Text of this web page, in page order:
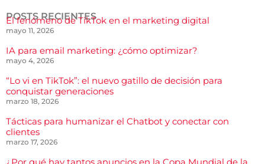
POSTS RECIENTES
El fenómeno de TikTok en el marketing digital
mayo 11, 2026
IA para email marketing: ¿cómo optimizar?
mayo 4, 2026
“Lo vi en TikTok”: el nuevo gatillo de decisión para
conquistar generaciones
marzo 18, 2026
Tácticas para humanizar el Chatbot y conectar con
clientes
marzo 17, 2026